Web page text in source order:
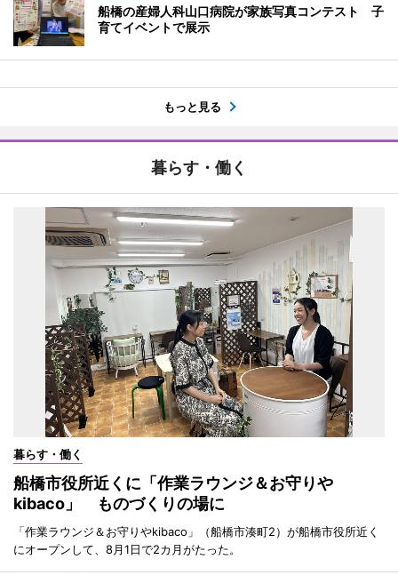
船橋の産婦人科山口病院が家族写真コンテスト 子
育てイベントで展示
もっと見る
暮らす・働く
暮らす・働く
船橋市役所近くに「作業ラウンジ＆お守りや
kibaco」 ものづくりの場に
「作業ラウンジ＆お守りやkibaco」（船橋市湊町2）が船橋市役所近く
にオープンして、8月1日で2カ月がたった。